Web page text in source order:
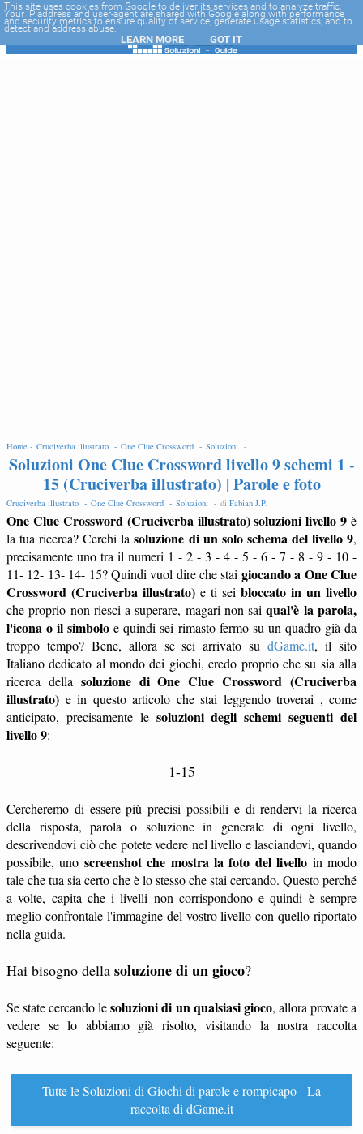
-->
Home - Cruciverba illustrato - One Clue Crossword - Soluzioni -
Soluzioni One Clue Crossword livello 9 schemi 1 -
15 (Cruciverba illustrato) | Parole e foto
Cruciverba illustrato - One Clue Crossword - Soluzioni - di Fabian J.P.
One Clue Crossword (Cruciverba illustrato) soluzioni livello 9 è
la tua ricerca? Cerchi lasoluzione di un solo schema del livello 9,
precisamente uno tra il numeri 1 - 2 - 3 - 4 - 5 - 6 - 7 - 8 - 9 - 10 -
11- 12- 13- 14- 15? Quindi vuol dire che stai giocando a One Clue
Crossword (Cruciverba illustrato) e ti sei bloccato in un livello
che proprio non riesci a superare, magari non saiqual'è la parola,
l'icona o il simbolo e quindi sei rimasto fermo su un quadro già da
troppo tempo? Bene, allora se sei arrivato sudGame.it, il sito
Italiano dedicato al mondo dei giochi, credo proprio che su sia alla
ricerca della soluzione di One Clue Crossword (Cruciverba
illustrato) e in questo articolo che stai leggendo troverai , come
anticipato, precisamente le soluzioni degli schemi seguenti del
livello 9:
1-15
Cercheremo di essere più precisi possibili e di rendervi la ricerca
della risposta, parola o soluzione in generale di ogni livello,
descrivendovi ciò che potete vedere nel livello e lasciandovi, quando
possibile, uno screenshot che mostra la foto del livello in modo
tale che tua sia certo che è lo stesso che stai cercando. Questo perché
a volte, capita che i livelli non corrispondono e quindi è sempre
meglio confrontale l'immagine del vostro livello con quello riportato
nella guida.
Hai bisogno della soluzione di un gioco?
Se state cercando lesoluzioni di un qualsiasi gioco, allora provate a
vedere se lo abbiamo già risolto, visitando la nostra raccolta
seguente:
Tutte le Soluzioni di Giochi di parole e rompicapo - La
raccolta di dGame.it
This site uses cookies from Google to deliver its services and to analyze traffic.
Your IP address and user-agent are shared with Google along with performance
and security metrics to ensure quality of service, generate usage statistics, and to
detect and address abuse.
LEARN MORE GOT IT